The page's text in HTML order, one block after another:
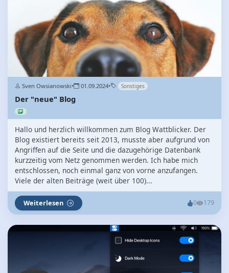
Sven Owsianowski• 01.09.2024• Sonstiges
Der "neue" Blog
Hallo und herzlich willkommen zum Blog Wattblicker. Der
Blog existiert bereits seit 2013, musste aber aufgrund von
Angriffen auf die Seite und die dazugehörige Datenbank
kurzzeitig vom Netz genommen werden. Ich habe mich
entschlossen, noch einmal ganz von vorne anzufangen.
Viele der alten Beiträge (weit über 100)...
Weiterlesen 0 179